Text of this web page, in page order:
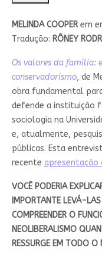
MELINDA COOPER em
Tradução: RÔNEY
Os valores da família:
conservadorismo, de
obra fundamental
defende a instituição
sociologia na
e, atualmente,
públicas. Esta
recente apresentação
VOCÊ PODERIA
IMPORTANTE LEVÁ-
COMPREENDER O
NEOLIBERALISMO
RESSURGE EM TODO O